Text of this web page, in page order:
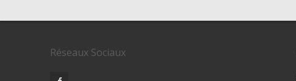
Réseaux Sociaux